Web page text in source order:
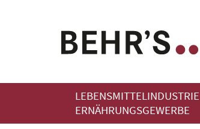
ERNÄHRUNGSGEWERBE